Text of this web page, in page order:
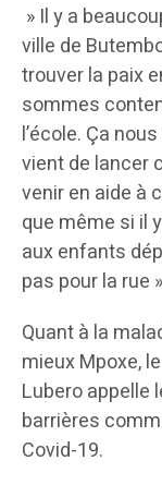
» Il y a
ville de
trouver la paix
sommes
l’école. Ça
vient de lancer
venir en aide à
que même si il
aux enfants
pas pour la rue
Quant à la
mieux Mpoxe,
Lubero appelle
barrières
Covid-19.